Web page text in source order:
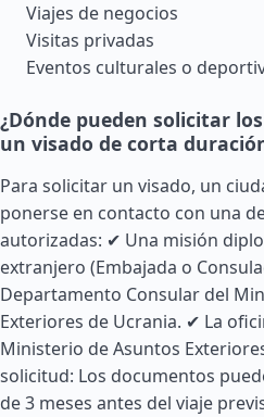
Viajes de negocios
Visitas privadas
Eventos culturales o
¿Dónde pueden solicitar
un visado de corta
Para solicitar un visado, un
ponerse en contacto con una
autorizadas: ✔ Una misión
extranjero (Embajada o
Departamento Consular del
Exteriores de Ucrania. ✔ La
Ministerio de Asuntos
solicitud: Los documentos
de 3 meses antes del viaje